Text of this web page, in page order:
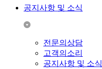
공지사항 및 소식
전문의상담
고객의소리
공지사항 및 소식